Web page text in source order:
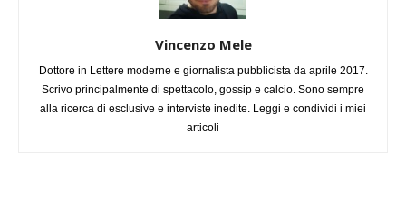
Vincenzo Mele
Dottore in Lettere moderne e giornalista pubblicista da aprile 2017.
Scrivo principalmente di spettacolo, gossip e calcio. Sono sempre
alla ricerca di esclusive e interviste inedite. Leggi e condividi i miei
articoli